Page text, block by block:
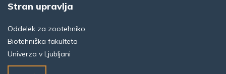
Stran upravlja
Oddelek za zootehniko
Biotehniška fakulteta
Univerza v Ljubljani